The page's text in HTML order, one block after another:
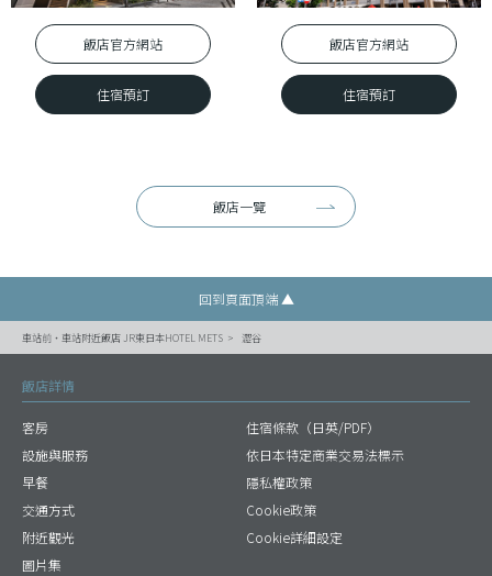
飯店官⽅網站
住宿預訂
飯店官⽅網站
住宿預訂
飯店一覽
回到頁面頂端 ▲
車站前・車站附近飯店 JR東日本HOTEL METS 澀谷
飯店詳情
客房
設施與服務
早餐
交通方式
附近觀光
圖片集
住宿條款（日英/PDF）
依日本特定商業交易法標示
隱私權政策
Cookie政策
Cookie詳細設定